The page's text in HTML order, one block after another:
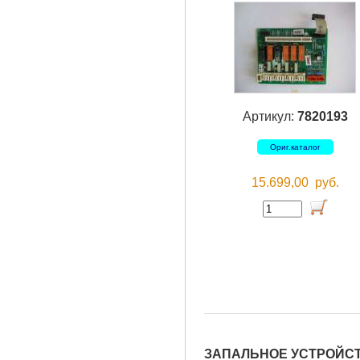
Артикул: 7820193
Ориг.каталог
15.699,00 руб.
ЗАПАЛЬНОЕ